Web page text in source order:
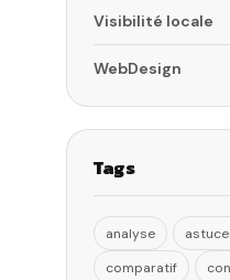
Visibilité locale
WebDesign
Tags
analyse
comparatif